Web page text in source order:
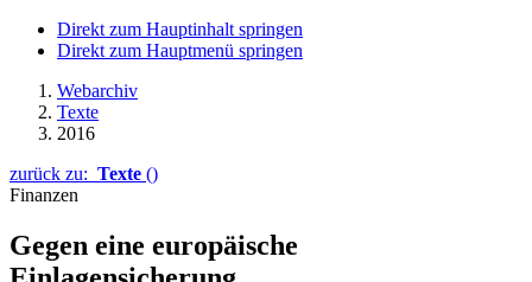
Direkt zum Hauptinhalt springen
Direkt zum Hauptmenü springen
Webarchiv
Texte
2016
zurück zu: Texte ()
Finanzen
Gegen eine europäische